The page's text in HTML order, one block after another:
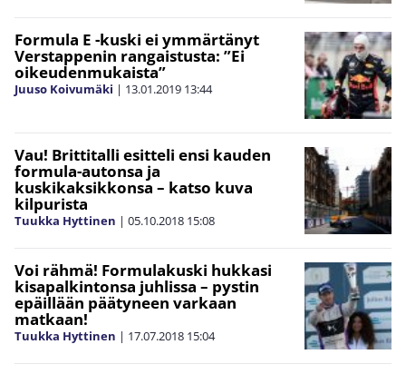
Formula E -kuski ei ymmärtänyt
Verstappenin rangaistusta: ”Ei
oikeudenmukaista”
Juuso Koivumäki | 13.01.2019 13:44
Vau! Brittitalli esitteli ensi kauden
formula-autonsa ja
kuskikaksikkonsa – katso kuva
kilpurista
Tuukka Hyttinen | 05.10.2018 15:08
Voi rähmä! Formulakuski hukkasi
kisapalkintonsa juhlissa – pystin
epäillään päätyneen varkaan
matkaan!
Tuukka Hyttinen | 17.07.2018 15:04